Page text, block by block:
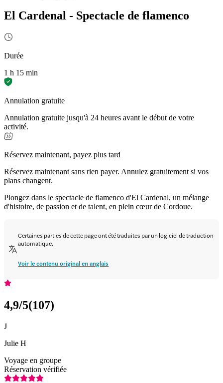
El Cardenal - Spectacle de flamenco
Durée
1 h 15 min
Annulation gratuite
Annulation gratuite jusqu'à 24 heures avant le début de votre
activité.
Réservez maintenant, payez plus tard
Réservez maintenant sans rien payer. Annulez gratuitement si vos
plans changent.
Plongez dans le spectacle de flamenco d'El Cardenal, un mélange
d'histoire, de passion et de talent, en plein cœur de Cordoue.
Certaines parties de cette page ont été traduites par un logiciel de traduction
automatique.
Voir le contenu original en anglais
4,9/5(107)
J
Julie H
Voyage en groupe
Réservation vérifiée